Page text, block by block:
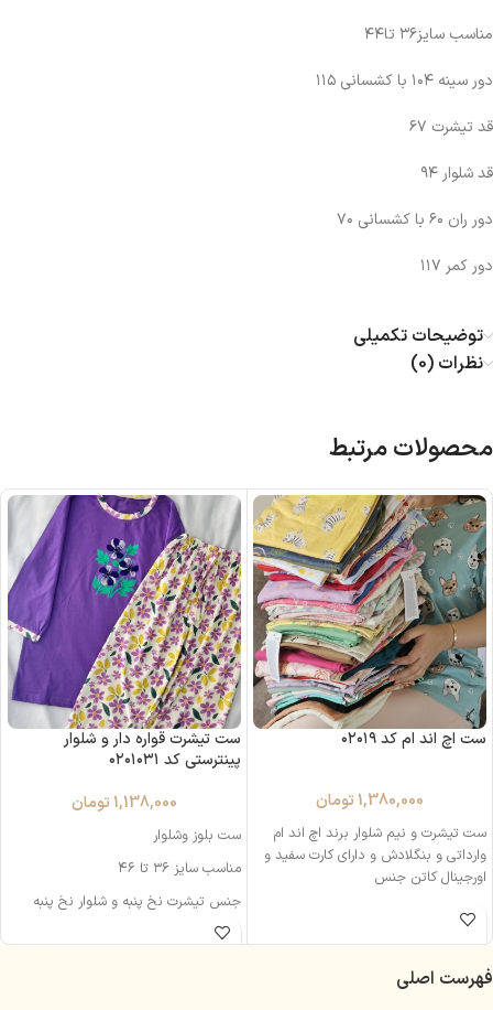
مناسب سایز۳۶ تا۴۴
دور سینه ۱۰۴ با کشسانی ۱۱۵
قد تیشرت ۶۷
قد شلوار ۹۴
دور ران ۶۰ با کشسانی ۷۰
دور کمر ۱۱۷
توضیحات تکمیلی
نظرات (0)
محصولات مرتبط
ست اچ اند ام کد ۰۲۰۱۹
1,380,000 تومان
ست تیشرت و نیم شلوار برند اچ اند ام
وارداتی و بنگلادش و دارای کارت سفید و
اورجینال کاتن جنس
ست تیشرت قواره دار و شلوار
پینترستی کد ۰۲۰۱۰۳۱
1,138,000 تومان
ست بلوز و‌شلوار
مناسب سایز ۳۶ تا ۴۶
جنس تیشرت نخ پنبه و شلوار نخ پنبه
اسپان بسیار و نرم لطیف
فهرست اصلی